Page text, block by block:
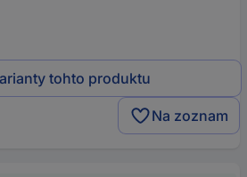
tohto produktu
Na zoznam